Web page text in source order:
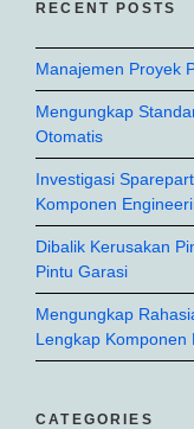
RECENT POSTS
Manajemen Proyek
Mengungkap
Otomatis
Investigasi
Komponen
Dibalik Kerusakan
Pintu Garasi
Mengungkap
Lengkap Komponen
CATEGORIES